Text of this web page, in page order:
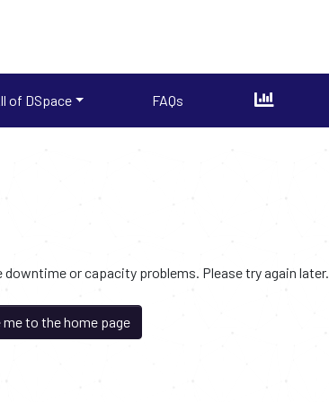
of DSpace FAQs
or capacity problems. Please try again later.
me to the home page